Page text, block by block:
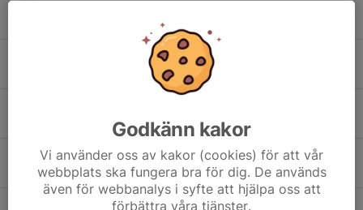
Lias Holmgren
Godkänn kakor
Vi använder oss av kakor (cookies) för att vår
webbplats ska fungera bra för dig. De används
även för webbanalys i syfte att hjälpa oss att
förbättra våra tjänster.